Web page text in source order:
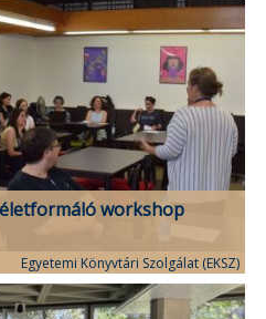
workshop
Egyetemi Könyvtári Szolgálat (EKSZ)